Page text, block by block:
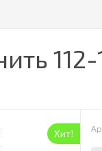
Хит!